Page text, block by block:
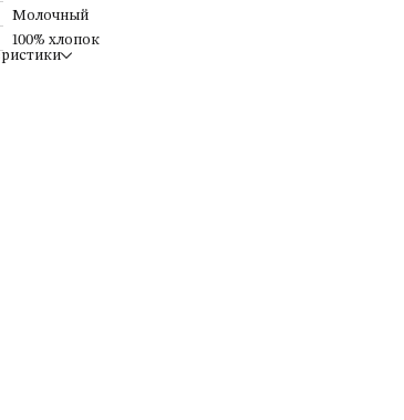
Молочный
100% хлопок